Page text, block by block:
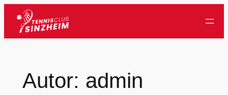
Inhalt
springen
Autor: admin